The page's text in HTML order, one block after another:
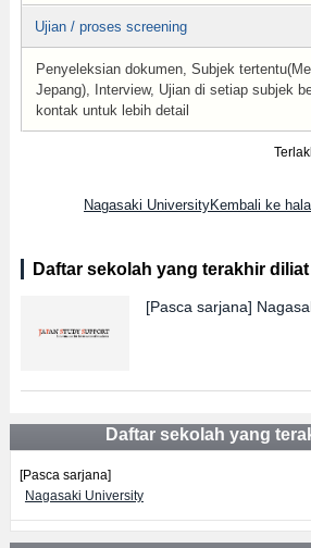
Ujian / proses screening
Penyeleksian dokumen, Subjek
Jepang), Interview, Ujian di setiap subjek
kontak untuk lebih detail
Nagasaki UniversityKembali ke
Daftar sekolah yang terakhir diliat
[Pasca sarjana]
Daftar sekolah yang
[Pasca sarjana]
Nagasaki University